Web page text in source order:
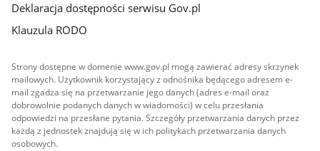
Deklaracja dostępności serwisu Gov.pl
Klauzula RODO
Strony dostępne w domenie www.gov.pl mogą zawierać adresy skrzynek
mailowych. Użytkownik korzystający z odnośnika będącego adresem e-
mail zgadza się na przetwarzanie jego danych (adres e-mail oraz
dobrowolnie podanych danych w wiadomości) w celu przesłania
odpowiedzi na przesłane pytania. Szczegóły przetwarzania danych przez
każdą z jednostek znajdują się w ich politykach przetwarzania danych
osobowych.